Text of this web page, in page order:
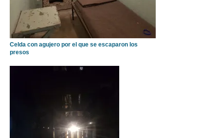
Celda con agujero por el que se escaparon los
presos